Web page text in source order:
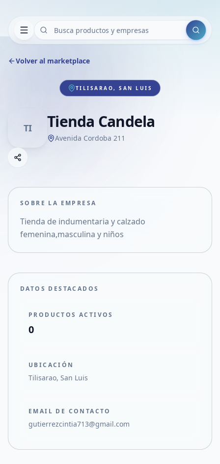
Buscar
Volver al marketplace
TILISARAO, SAN LUIS
TI Tienda Candela
Avenida Cordoba 211
Compartir empresa
Compartir en X
SOBRE LA EMPRESA
Tienda de indumentaria y calzado
femenina,masculina y niños
DATOS DESTACADOS
PRODUCTOS ACTIVOS
0
UBICACIÓN
Tilisarao, San Luis
EMAIL DE CONTACTO
gutierrezcintia713@gmail.com